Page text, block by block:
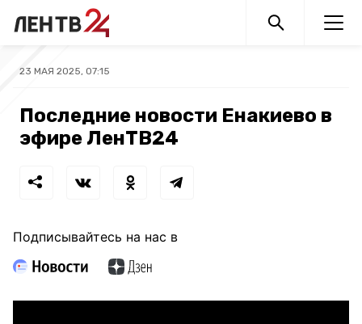
23 МАЯ 2025, 07:15
Последние новости Енакиево в
эфире ЛенТВ24
Подписывайтесь на нас в